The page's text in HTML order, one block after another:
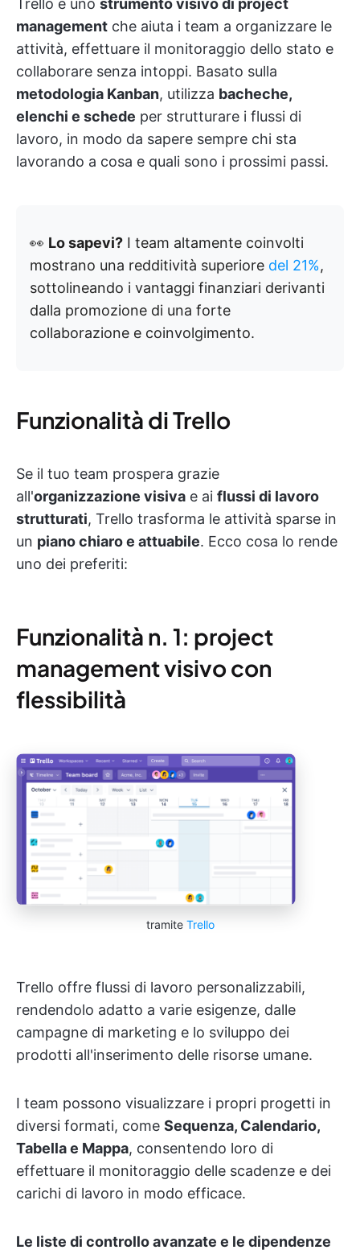
Trello è uno strumento visivo di project
management che aiuta i team a organizzare le
attività, effettuare il monitoraggio dello stato e
collaborare senza intoppi. Basato sulla
metodologia Kanban, utilizza bacheche,
elenchi e schede per strutturare i flussi di
lavoro, in modo da sapere sempre chi sta
lavorando a cosa e quali sono i prossimi passi.
👀 Lo sapevi? I team altamente coinvolti
mostrano una redditività superiore del 21%,
sottolineando i vantaggi finanziari derivanti
dalla promozione di una forte
collaborazione e coinvolgimento.
Funzionalità di Trello
Se il tuo team prospera grazie
all'organizzazione visiva e ai flussi di lavoro
strutturati, Trello trasforma le attività sparse in
un piano chiaro e attuabile. Ecco cosa lo rende
uno dei preferiti:
Funzionalità n. 1: project
management visivo con
flessibilità
tramite Trello
Trello offre flussi di lavoro personalizzabili,
rendendolo adatto a varie esigenze, dalle
campagne di marketing e lo sviluppo dei
prodotti all'inserimento delle risorse umane.
I team possono visualizzare i propri progetti in
diversi formati, come Sequenza, Calendario,
Tabella e Mappa, consentendo loro di
effettuare il monitoraggio delle scadenze e dei
carichi di lavoro in modo efficace.
Le liste di controllo avanzate e le dipendenze